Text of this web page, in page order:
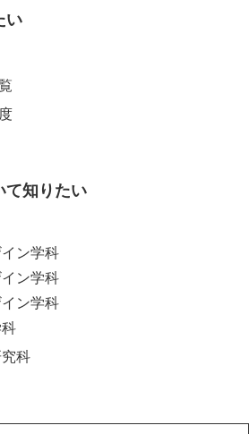
い
て知りたい
ン学科
ン学科
ン学科
科
ビジュアルデザイン学科／浜